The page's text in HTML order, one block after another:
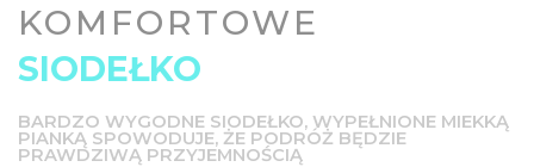
KOMFORTOWE
SIODEŁKO
BARDZO WYGODNE SIODEŁKO, WYPEŁNIONE MIEKKĄ
PIANKĄ SPOWODUJE, ŻE PODRÓŻ BĘDZIE
PRAWDZIWĄ PRZYJEMNOŚCIĄ